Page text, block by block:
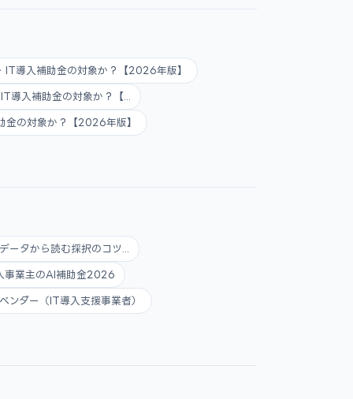
導入補助金の対象か？【2026年版】
入補助金の対象か？【...
の対象か？【2026年版】
ータから読む採択のコツ...
事業主のAI補助金2026
ンダー（IT導入支援事業者）